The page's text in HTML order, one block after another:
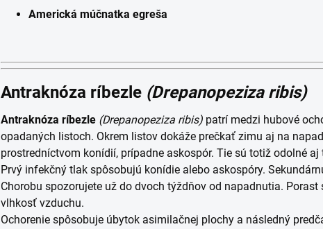
Americká múčnatka egreša
Antraknóza ríbezle (Drepanopeziza ribis)
Antraknóza ríbezle (Drepanopeziza ribis) patrí medzi hubové
opadaných listoch. Okrem listov dokáže prečkať zimu aj na
prostredníctvom konídií, prípadne askospór. Tie sú totiž odolné
Prvý infekčný tlak spôsobujú konídie alebo askospóry.
Chorobu spozorujete už do dvoch týždňov od napadnutia.
vlhkosť vzduchu.
Ochorenie spôsobuje úbytok asimilačnej plochy a následný